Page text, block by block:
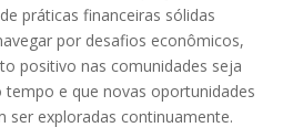
práticas financeiras sólidas
por desafios econômicos,
positivo nas comunidades seja
e que novas oportunidades
ser exploradas continuamente.